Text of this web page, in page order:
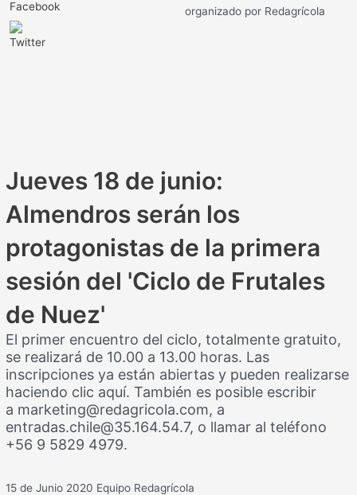
organizado por Redagrícola
Jueves 18 de junio:
Almendros serán los
protagonistas de la primera
sesión del 'Ciclo de Frutales
de Nuez'
El primer encuentro del ciclo, totalmente gratuito,
se realizará de 10.00 a 13.00 horas. Las
inscripciones ya están abiertas y pueden realizarse
haciendo clic aquí. También es posible escribir
a marketing@redagricola.com, a
entradas.chile@35.164.54.7, o llamar al teléfono
+56 9 5829 4979.
15 de Junio 2020 Equipo Redagrícola